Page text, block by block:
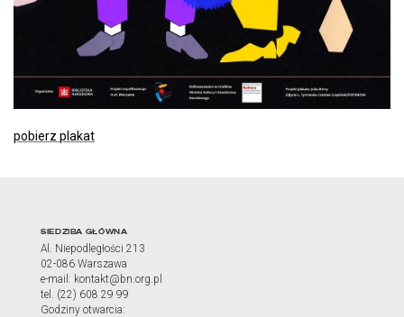
pobierz plakat
Adres oraz godziny
SIEDZIBA GŁÓWNA
Al. Niepodległości 213
02-086 Warszawa
e-mail: kontakt@bn.org.pl
tel. (22) 608 29 99
Godziny otwarcia: